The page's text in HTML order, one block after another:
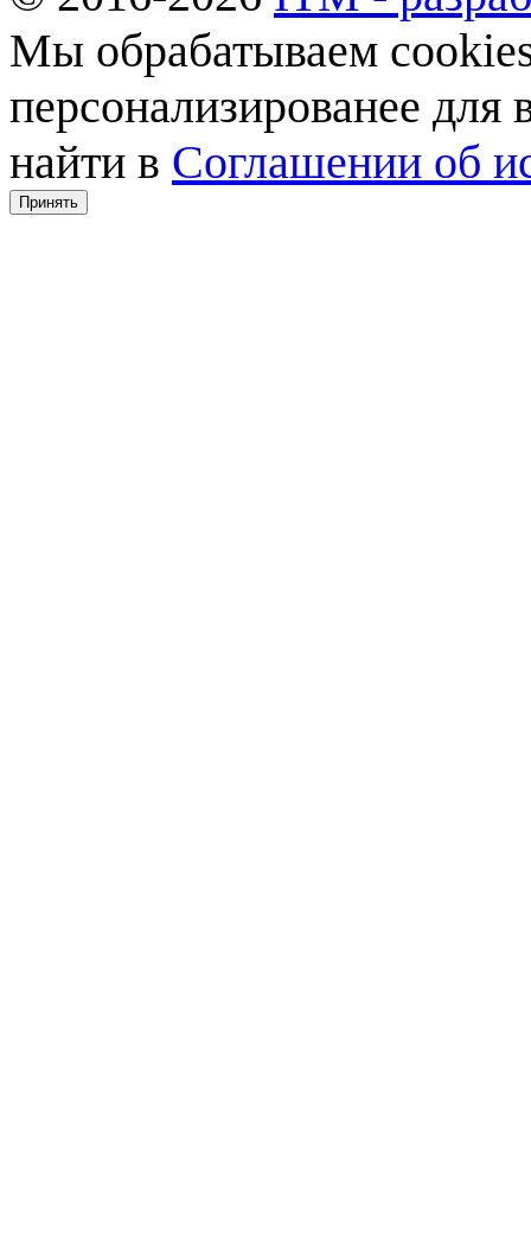
Мы обрабатываем
персонализированее
найти в Соглашении об
Принять